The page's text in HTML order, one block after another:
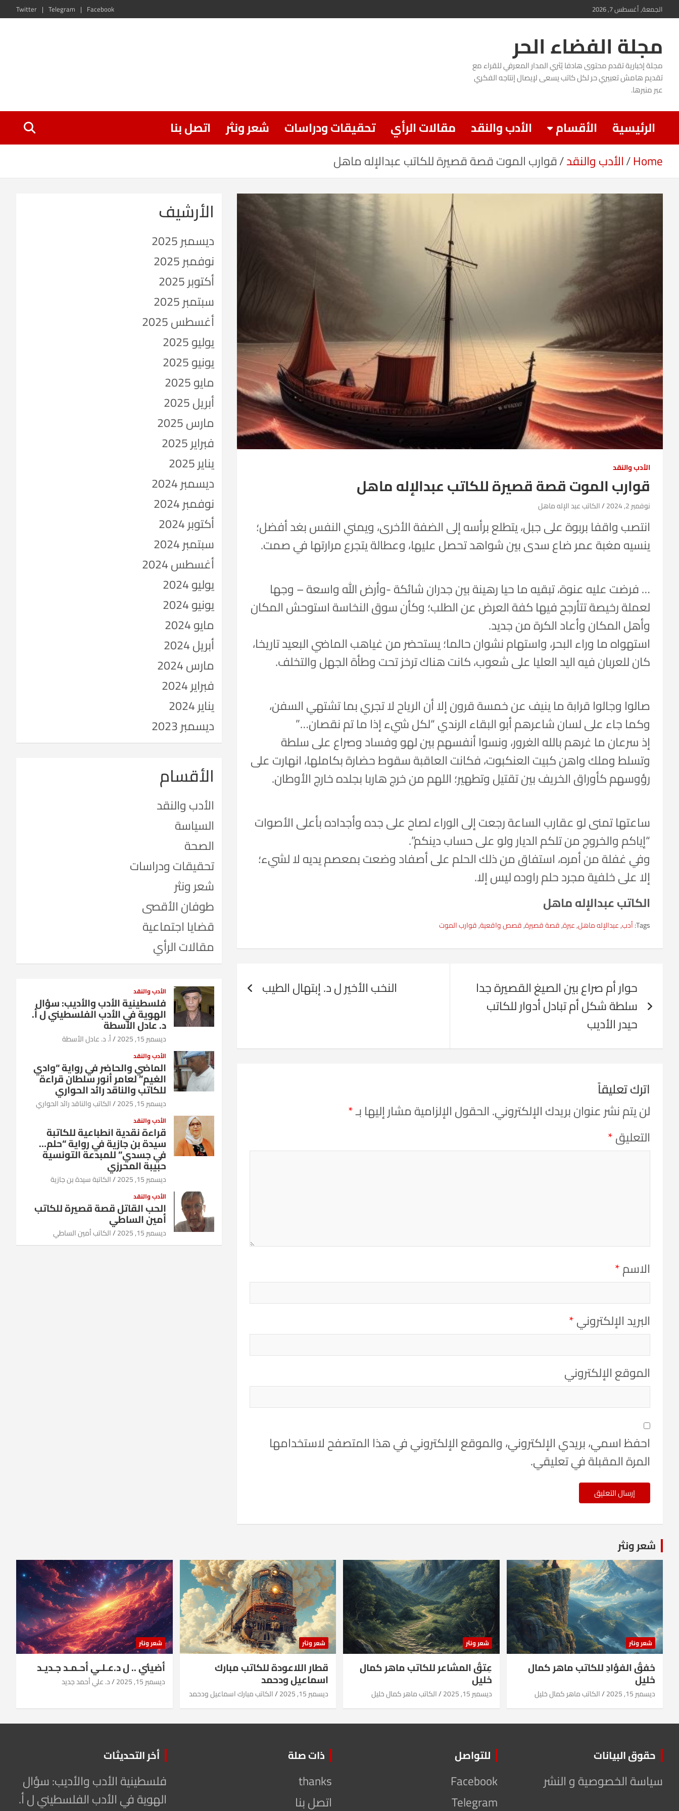
Skip
content
الجمعة, أغسطس 7, 2026 Facebook
Telegram
Twitter
مجلة الفضاء الحر
مجلة إخبارية تقدم محتوى هادفا يُثري المدار المعرفي للقراء مع
تقديم هامش تعبيري حر لكل كاتب يسعى لإيصال إنتاجه الفكري
عبر منبرها.
الرئيسية الأقسام الأدب والنقد مقالات الرأي تحقيقات ودراسات شعر ونثر
اتصل بنا
Home الأدب والنقد قوارب الموت قصة قصيرة للكاتب عبدالإله ماهل
الأدب والنقد
قوارب الموت قصة قصيرة للكاتب عبدالإله ماهل
نوفمبر 2, 2024 الكاتب عبد الإله ماهل
انتصب واقفا بربوة على جبل، يتطلع برأسه إلى الضفة الأخرى، ويمني النفس بغد أفضل؛
ينسيه مغبة عمر ضاع سدى بين شواهد تحصل عليها، وعطالة يتجرع مرارتها في صمت.
… فرضت عليه عنوة، تبقيه ما حيا رهينة بين جدران شائكة -وأرض الله واسعة – وجها
لعملة رخيصة تتأرجح فيها كفة العرض عن الطلب؛ وكأن سوق النخاسة استوحش المكان
وأهل المكان وأعاد الكرة من جديد.
استهواه ما وراء البحر، واستهام نشوان حالما؛ يستحضر من غياهب الماضي البعيد تاريخا،
كان للعربان فيه اليد العليا على شعوب، كانت هناك ترخز تحت وطأة الجهل والتخلف.
صالوا وجالوا قرابة ما ينيف عن خمسة قرون إلا أن الرياح لا تجري بما تشتهي السفن،
وكما جاء على لسان شاعرهم أبو البقاء الرندي “لكل شيء إذا ما تم نقصان…”
إذ سرعان ما غرهم بالله الغرور، ونسوا أنفسهم بين لهو وفساد وصراع على سلطة
وتسلط وملك واهن كبيت العنكبوت، فكانت العاقبة سقوط حضارة بكاملها، انهارت على
رؤوسهم كأوراق الخريف بين تقتيل وتطهير؛ اللهم من خرج هاربا بجلده خارج الأوطان.
ساعتها تمنى لو عقارب الساعة رجعت إلى الوراء لصاح على جده وأجداده بأعلى الأصوات
“إياكم والخروج من تلكم الديار ولو على حساب دينكم”.
وفي غفلة من أمره، استفاق من ذلك الحلم على أصفاد وضعت بمعصم يديه لا لشيء؛
إلا على خلفية مجرد حلم راوده ليس إلا.
الكاتب عبدالإله ماهل
Tags: أدب,عبدالإله ماهل,عبرة,قصة قصيرة,قصص واقعية,قوارب الموت
المقالات
حوار أم صراع بين الصيغ القصيرة جدا
سلطة شكل أم تبادل أدوار للكاتب
حيدر الأديب
النخب الأخير ل د. إبتهال الطيب
اترك تعليقاً
لن يتم نشر عنوان بريدك الإلكتروني.الحقول الإلزامية مشار إليها بـ*
التعليق*
الاسم*
البريد الإلكتروني*
الموقع الإلكتروني
احفظ اسمي، بريدي الإلكتروني، والموقع الإلكتروني في هذا المتصفح لاستخدامها
المرة المقبلة في تعليقي.
الأرشيف
ديسمبر 2025
نوفمبر 2025
أكتوبر 2025
سبتمبر 2025
أغسطس 2025
يوليو 2025
يونيو 2025
مايو 2025
أبريل 2025
مارس 2025
فبراير 2025
يناير 2025
ديسمبر 2024
نوفمبر 2024
أكتوبر 2024
سبتمبر 2024
أغسطس 2024
يوليو 2024
يونيو 2024
مايو 2024
أبريل 2024
مارس 2024
فبراير 2024
يناير 2024
ديسمبر 2023
الأقسام
الأدب والنقد
السياسة
الصحة
تحقيقات ودراسات
شعر ونثر
طوفان الأقصى
قضايا اجتماعية
مقالات الرأي
الأدب والنقد
فلسطينية الأدب والأديب: سؤال
الهوية في الأدب الفلسطيني ل أ.
د. عادل الأسطة
ديسمبر 15, 2025 أ. د. عادل الأسطة
الأدب والنقد
الماضي والحاضر في رواية “وادي
الغيم” لعامر أنور سلطان قراءة
للكاتب والناقد رائد الحواري
ديسمبر 15, 2025 الكاتب والناقد رائد الحواري
الأدب والنقد
قراءة نقدية انطباعية للكاتبة
سيدة بن جازية في رواية “حلم…
في جسدي” للمبدعة التونسية
حبيبة المحرزي
ديسمبر 15, 2025 الكاتبة سيدة بن جازية
الأدب والنقد
الحب القاتل قصة قصيرة للكاتب
أمين الساطي
ديسمبر 15, 2025 الكاتب أمين الساطي
شعر ونثر
شعر ونثر
خفقُ الفؤادِ للكاتب ماهر كمال
خليل
ديسمبر 15, 2025 الكاتب ماهر كمال خليل
شعر ونثر
عِتقُ المشاعر للكاتب ماهر كمال
خليل
ديسمبر 15, 2025 الكاتب ماهر كمال خليل
شعر ونثر
قطار اللاعودة للكاتب مبارك
اسماعيل ودحمد
ديسمبر 15, 2025 الكاتب مبارك اسماعيل ودحمد
شعر ونثر
أضيئي .. ل د.عـلـي أحـمـد جـديـد
ديسمبر 15, 2025 د. علي أحمد جديد
حقوق البيانات
سياسة الخصوصية و النشر
للتواصل
Facebook
Telegram
ذات صلة
thanks
اتصل بنا
أخر التحديثات
فلسطينية الأدب والأديب: سؤال
الهوية في الأدب الفلسطيني ل أ.